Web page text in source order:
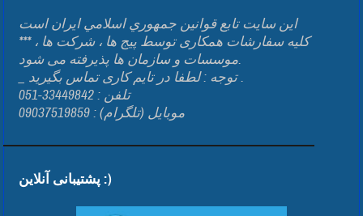
اين سايت تابع قوانين جمهوري اسلامي ايران است
*** کلیه سفارشات همکاری توسط پیج ها ، شرکت ها ،
موسسات و سازمان ها پذیرفته می شود.
_ توجه : لطفا در تایم کاری تماس بگیرید .
تلفن : 33449842-051
موبایل (تلگرام) : 09037519859
پشتیبانی آنلاین :)